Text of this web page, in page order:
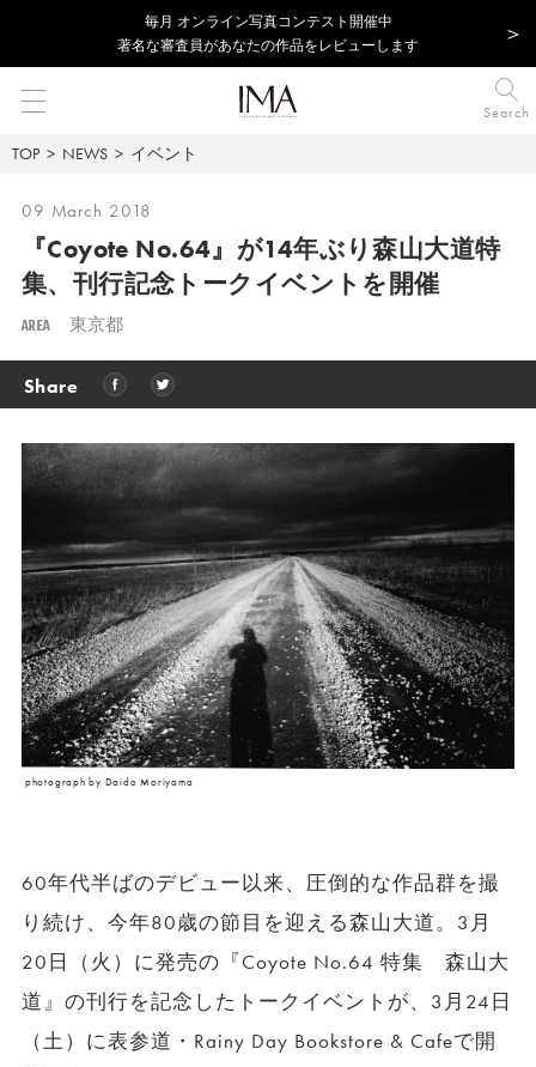
毎⽉ オンライン写真コンテスト開催中
著名な審査員があなたの作品をレビューします
Search
TOP NEWS イベント
09 March 2018
『Coyote No.64』が14年ぶり森山大道特
集、 刊行記念トークイベントを開催
AREA 東京都
Share
photograph by Daido Moriyama
60年代半ばのデビュー以来、圧倒的な作品群を撮
り続け、今年80歳の節目を迎える森山大道。3月
20日（火）に発売の『Coyote No.64特集 森山大
道』の刊行を記念したトークイベントが、 3月 24 日
（土）に表参道・ Rainy Day Bookstore & Cafeで開